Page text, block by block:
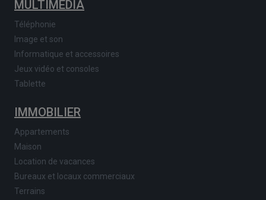
MULTIMEDIA
Téléphonie
Image et son
Informatique et accessoires
Jeux vidéo et consoles
Tablette
IMMOBILIER
Appartements
Maison
Location de vacances
Bureaux et locaux commerciaux
Terrains